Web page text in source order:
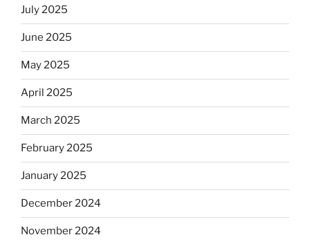
July 2025
June 2025
May 2025
April 2025
March 2025
February 2025
January 2025
December 2024
November 2024